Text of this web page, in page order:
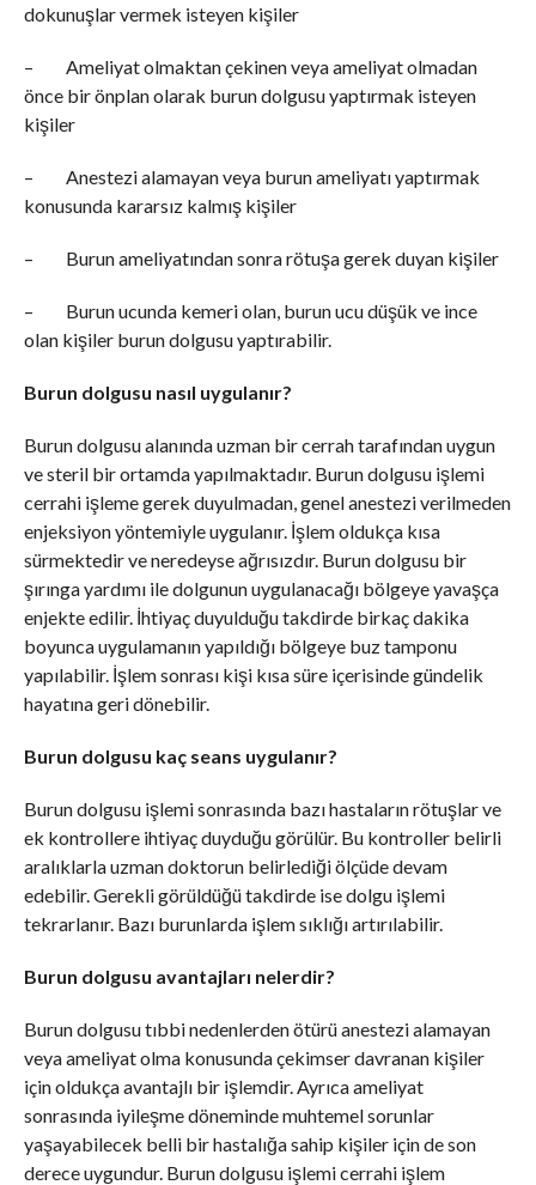
dokunuşlar vermek isteyen kişiler
– Ameliyat olmaktan çekinen veya ameliyat olmadan
önce bir önplan olarak burun dolgusu yaptırmak isteyen
kişiler
– Anestezi alamayan veya burun ameliyatı yaptırmak
konusunda kararsız kalmış kişiler
– Burun ameliyatından sonra rötuşa gerek duyan kişiler
– Burun ucunda kemeri olan, burun ucu düşük ve ince
olan kişiler burun dolgusu yaptırabilir.
Burun dolgusu nasıl uygulanır?
Burun dolgusu alanında uzman bir cerrah tarafından uygun
ve steril bir ortamda yapılmaktadır. Burun dolgusu işlemi
cerrahi işleme gerek duyulmadan, genel anestezi verilmeden
enjeksiyon yöntemiyle uygulanır. İşlem oldukça kısa
sürmektedir ve neredeyse ağrısızdır. Burun dolgusu bir
şırınga yardımı ile dolgunun uygulanacağı bölgeye yavaşça
enjekte edilir. İhtiyaç duyulduğu takdirde birkaç dakika
boyunca uygulamanın yapıldığı bölgeye buz tamponu
yapılabilir. İşlem sonrası kişi kısa süre içerisinde gündelik
hayatına geri dönebilir.
Burun dolgusu kaç seans uygulanır?
Burun dolgusu işlemi sonrasında bazı hastaların rötuşlar ve
ek kontrollere ihtiyaç duyduğu görülür. Bu kontroller belirli
aralıklarla uzman doktorun belirlediği ölçüde devam
edebilir. Gerekli görüldüğü takdirde ise dolgu işlemi
tekrarlanır. Bazı burunlarda işlem sıklığı artırılabilir.
Burun dolgusu avantajları nelerdir?
Burun dolgusu tıbbi nedenlerden ötürü anestezi alamayan
veya ameliyat olma konusunda çekimser davranan kişiler
için oldukça avantajlı bir işlemdir. Ayrıca ameliyat
sonrasında iyileşme döneminde muhtemel sorunlar
yaşayabilecek belli bir hastalığa sahip kişiler için de son
derece uygundur. Burun dolgusu işlemi cerrahi işlem